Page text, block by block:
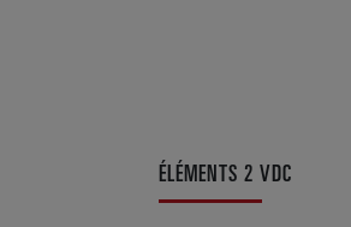
ÉLÉMENTS 2 VDC